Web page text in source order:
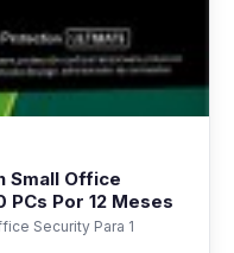
Small Office
PCs Por 12 Meses
Security Para 1